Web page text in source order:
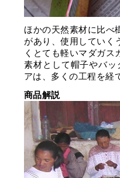
ほかの天然素材に比べ
があり、使用していく
くとても軽いマダガ
素材として帽子やバ
アは、多くの工程を経
商品解説